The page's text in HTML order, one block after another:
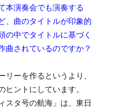
本演奏会でも演奏する
、曲のタイトルが印象的
の中でタイトルに基づく
曲されているのですか？
リーを作るというより、
ヒントにしています。
スタ号の航海」は、東日